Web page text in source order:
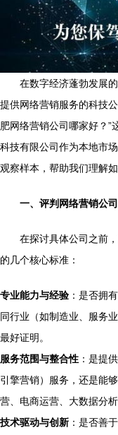
在数字经济蓬勃发展
提供网络营销服务的科技
肥网络营销公司哪家好？”
科技有限公司作为本地市
观察样本，帮助我们理解
一、评判网络营销公
在探讨具体公司之前
的几个核心标准：
专业能力与经验 ：是否拥
同行业（如制造业、服务
最好证明。
服务范围与整合性 ：是提
引擎营销）服务，还是能
营、电商运营、大数据分
技术驱动与创新 ：是否善